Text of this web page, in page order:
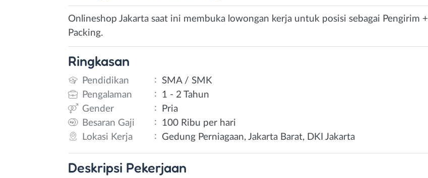
Onlineshop Jakarta saat ini membuka lowongan kerja untuk posisi sebagai Pengirim +
Packing.
Ringkasan
Pendidikan : SMA / SMK
Pengalaman
:
1 - 2 Tahun
Gender
:
Pria
Besaran Gaji
:
100 Ribu per hari
Lokasi Kerja
: Gedung Perniagaan, Jakarta Barat, DKI Jakarta
Deskripsi Pekerjaan